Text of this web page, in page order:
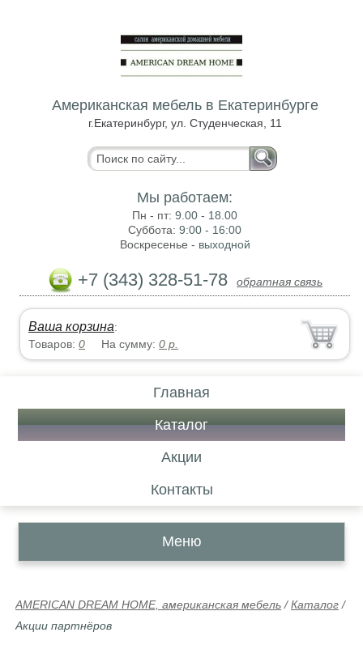
Американская мебель в Екатеринбурге
г.Екатеринбург, ул. Студенческая, 11
Мы работаем:
Пн - пт:9.00 - 18.00
Суббота:9:00 - 16:00
Воскресенье - выходной
+7 (343) 328-51-78 обратная связь
Ваша корзина:
Товаров:0 На сумму:0 р.
Главная
Каталог
Акции
Контакты
Меню
AMERICAN DREAM HOME, американская мебель /Каталог /
Акции партнёров